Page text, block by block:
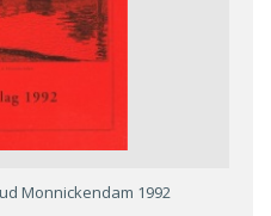
Monnickendam 1992